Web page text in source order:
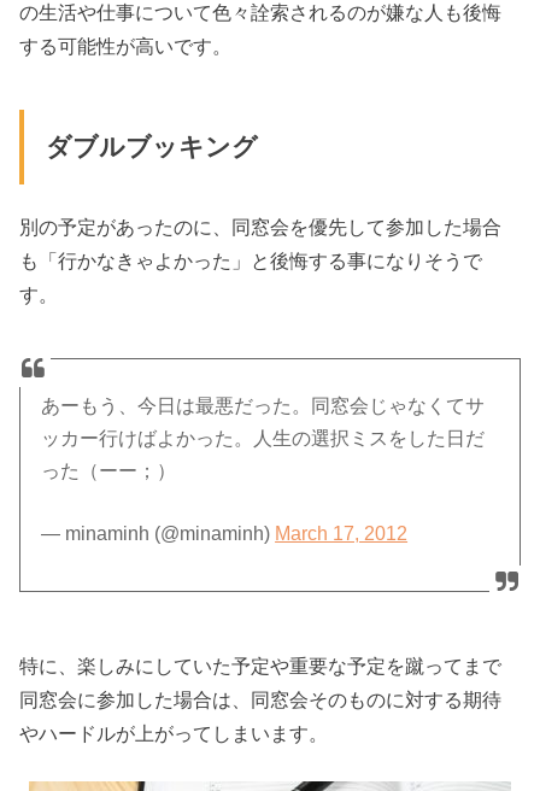
の生活や仕事について色々詮索されるのが嫌な人も後悔
する可能性が高いです。
ダブルブッキング
別の予定があったのに、同窓会を優先して参加した場合
も「行かなきゃよかった」と後悔する事になりそうで
す。
あーもう、今日は最悪だった。同窓会じゃなくてサ
ッカー行けばよかった。人生の選択ミスをした日だ
った（ーー；）
— minaminh (@minaminh) March 17, 2012
特に、楽しみにしていた予定や重要な予定を蹴ってまで
同窓会に参加した場合は、同窓会そのものに対する期待
やハードルが上がってしまいます。